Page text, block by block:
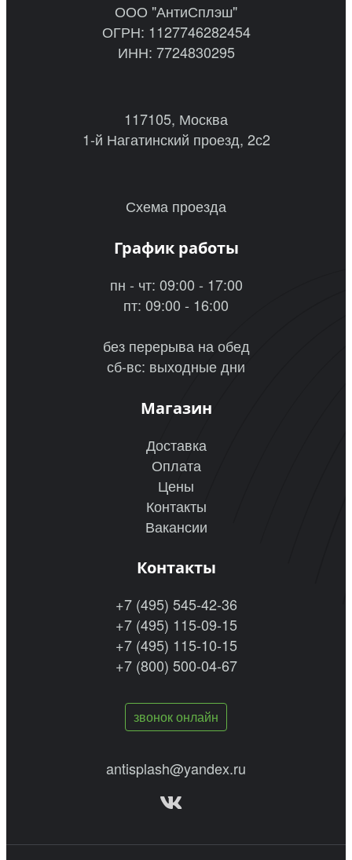
ООО "АнтиСплэш"
ОГРН: 1127746282454
ИНН: 7724830295
117105, Москва
1-й Нагатинский проезд, 2с2
Схема проезда
График работы
пн - чт: 09:00 - 17:00
пт: 09:00 - 16:00
без перерыва на обед
сб-вс: выходные дни
Магазин
Доставка
Оплата
Цены
Контакты
Вакансии
Контакты
+7 (495) 545-42-36
+7 (495) 115-09-15
+7 (495) 115-10-15
+7 (800) 500-04-67
звонок онлайн
antisplash@yandex.ru